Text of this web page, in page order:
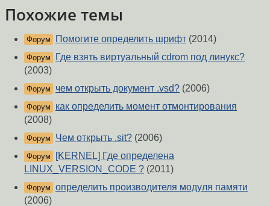
Похожие темы
Форум Помогите определить шрифт (2014)
Форум
Где взять виртуальный cdrom под линукс?
(2003)
Форум чем открыть документ .vsd? (2006)
Форум
как определить момент отмонтирования
(2008)
Форум Чем открыть .sit? (2006)
Форум
[KERNEL] Где определена
LINUX_VERSION_CODE ? (2011)
Форум определить производителя модуля памяти
(2006)